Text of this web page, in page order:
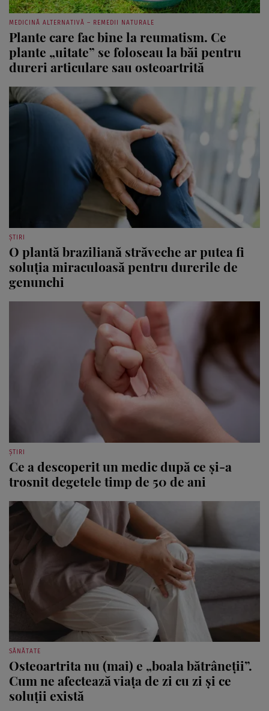
MEDICINĂ ALTERNATIVĂ – REMEDII NATURALE
Plante care fac bine la reumatism. Ce
plante „uitate” se foloseau la băi pentru
dureri articulare sau osteoartrită
ȘTIRI
O plantă braziliană străveche ar putea fi
soluția miraculoasă pentru durerile de
genunchi
ȘTIRI
Ce a descoperit un medic după ce și-a
trosnit degetele timp de 50 de ani
SĂNĂTATE
Osteoartrita nu (mai) e „boala bătrâneții”.
Cum ne afectează viața de zi cu zi și ce
soluții există